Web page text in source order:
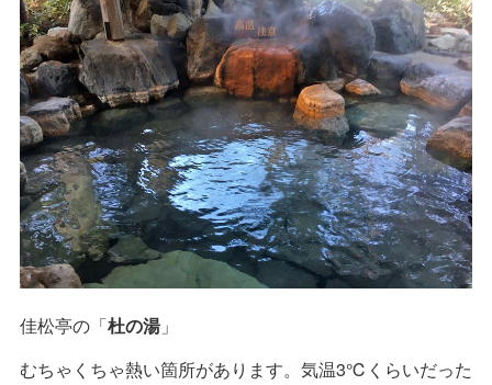
佳松亭の「杜の湯」
むちゃくちゃ熱い箇所があります。気温3℃くらいだった